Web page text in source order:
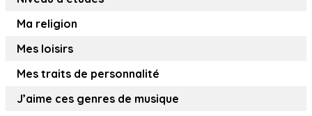
Ma religion
Mes loisirs
Mes traits de personnalité
J’aime ces genres de musique